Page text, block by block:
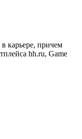
карьере, причем
hh.ru, Game